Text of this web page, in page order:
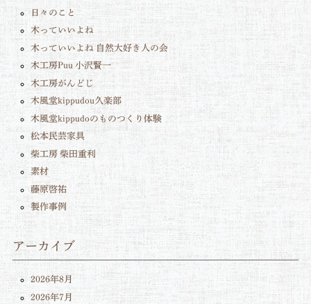
日々のこと
木っていいよね
木っていいよね 自然大好き人の会
木工房Puu 小沢賢一
木工房がんどじ
木風堂kippudou久楽部
木風堂kippudoのものつくり体験
松本民芸家具
柴工房 柴田重利
素材
藤原啓祐
製作事例
アーカイブ
2026年8月
2026年7月